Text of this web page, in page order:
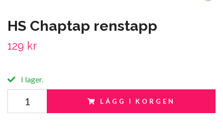
HS Chaptap renstapp
129 kr
I lager.
LÄGG I KORGEN